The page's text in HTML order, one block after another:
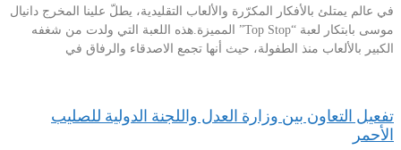
في عالم يمتلئ بالأفكار المكرّرة والألعاب التقليدية، يطلّ علينا المخرج دانيال
موسى بابتكار لعبة “Top Stop” المميزة.هذه اللعبة التي ولدت من شغفه
الكبير بالألعاب منذ الطفولة، حيث أنها تجمع الاصدقاء والرفاق في
تفعيل التعاون بين وزارة العدل واللجنة الدولية للصليب
الأحمر